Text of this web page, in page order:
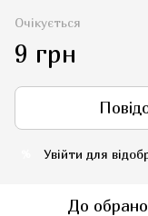
Очікується
9 грн
Увійти для
До